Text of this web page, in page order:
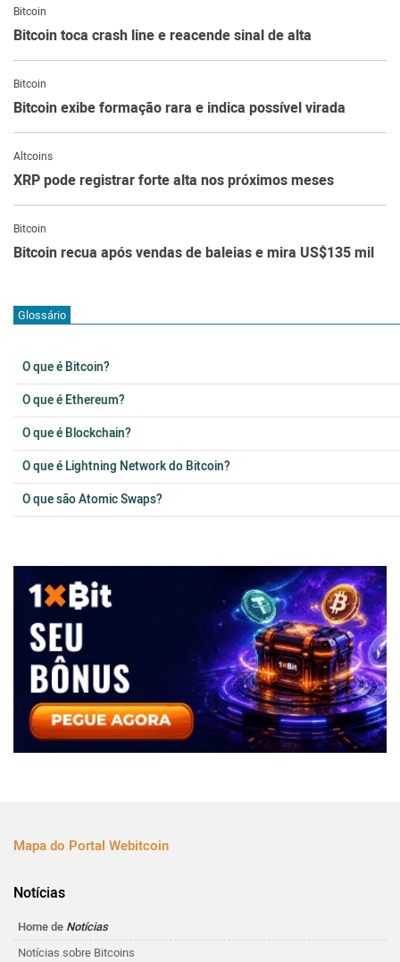
Bitcoin
Bitcoin toca crash line e reacende sinal de alta
Bitcoin
Bitcoin exibe formação rara e indica possível virada
Altcoins
XRP pode registrar forte alta nos próximos meses
Bitcoin
Bitcoin recua após vendas de baleias e mira US$135 mil
Glossário
O que é Bitcoin?
O que é Ethereum?
O que é Blockchain?
O que é Lightning Network do Bitcoin?
O que são Atomic Swaps?
Mapa do Portal Webitcoin
Notícias
Home de Notícias
Notícias sobre Bitcoins